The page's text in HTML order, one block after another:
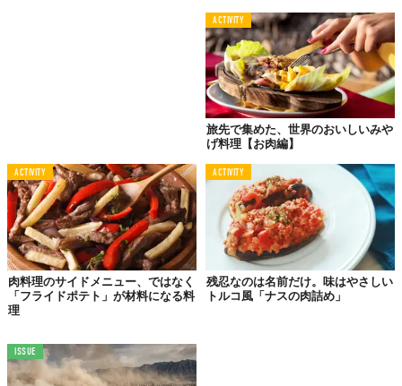
ACTIVITY
旅先で集めた、世界のおいしいみや
げ料理【お肉編】
ACTIVITY
肉料理のサイドメニュー、ではなく
「フライドポテト」が材料になる料
理
ACTIVITY
残忍なのは名前だけ。味はやさしい
トルコ風「ナスの肉詰め」
ISSUE